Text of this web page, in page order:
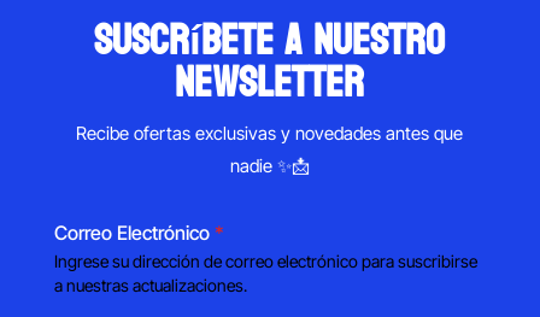
suscríbete a nuestro
newsletter
Recibe ofertas exclusivas y novedades antes que
nadie ✨📩
Correo Electrónico *
Ingrese su dirección de correo electrónico para suscribirse
a nuestras actualizaciones.